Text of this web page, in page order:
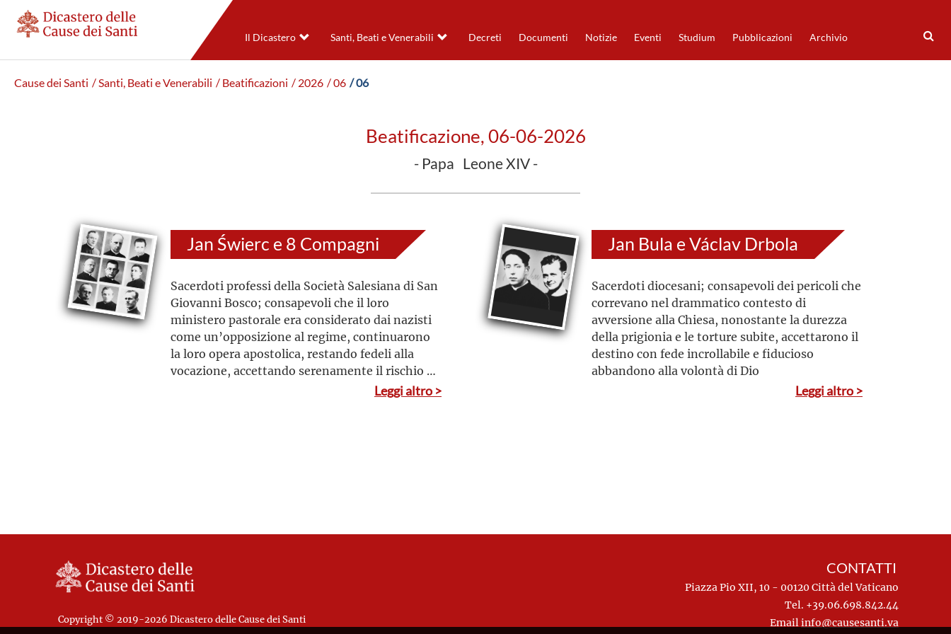
Il Dicastero Santi, Beati e Venerabili Decreti Documenti Notizie Eventi Studium Pubblicazioni Archivio
Cause dei Santi / Santi, Beati e Venerabili / Beatificazioni / 2026 / 06 / 06
Beatificazione, 06-06-2026
- Papa Leone XIV -
Jan Świerc e 8 Compagni
Sacerdoti professi della Società Salesiana di San
Giovanni Bosco; consapevoli che il loro
ministero pastorale era considerato dai nazisti
come un’opposizione al regime, continuarono
la loro opera apostolica, restando fedeli alla
vocazione, accettando serenamente il rischio di
essere arrestati, deportati e quindi uccisiLeggi altro >
Jan Bula e Václav Drbola
Sacerdoti diocesani; consapevoli dei pericoli che
correvano nel drammatico contesto di
avversione alla Chiesa, nonostante la durezza
della prigionia e le torture subite, accettarono il
destino con fede incrollabile e fiducioso
abbandono alla volontà di Dio
Leggi altro >
Copyright © 2019-2026 Dicastero delle Cause dei Santi
CONTATTI
Piazza Pio XII, 10 - 00120 Città del Vaticano
Tel. +39.06.698.842.44
Emailinfo@causesanti.va